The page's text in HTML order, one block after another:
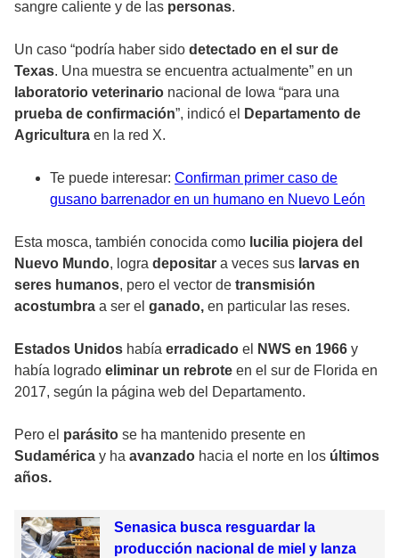
sangre caliente y de las personas.
Un caso “podría haber sido detectado en el sur de
Texas. Una muestra se encuentra actualmente” en un
laboratorio veterinario nacional de Iowa “para una
prueba de confirmación”, indicó el
Departamento de
Agricultura en la red X.
Te puede interesar: Confirman primer caso de
gusano barrenador en un humano en Nuevo León
Esta mosca, también conocida como lucilia piojera del
Nuevo Mundo, logra depositar a veces sus larvas en
seres humanos, pero el vector de transmisión
acostumbra a ser el ganado, en particular las reses.
Estados Unidos había erradicado el NWS en 1966 y
había logrado eliminar un rebrote en el sur de Florida en
2017, según la página web del Departamento.
Pero el parásito se ha mantenido presente en
Sudamérica y ha avanzado hacia el norte en los últimos
años.
Senasica busca resguardar la
producción nacional de miel y lanza